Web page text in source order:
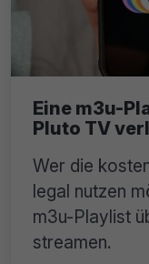
Eine m3u-
Pluto TV
Wer die
legal nutzen
m3u-Playlist
streamen.